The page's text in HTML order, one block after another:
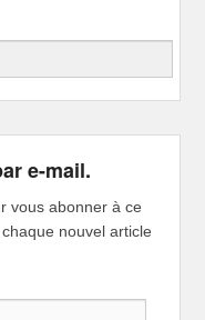
e-mail.
vous abonner à ce
nouvel article